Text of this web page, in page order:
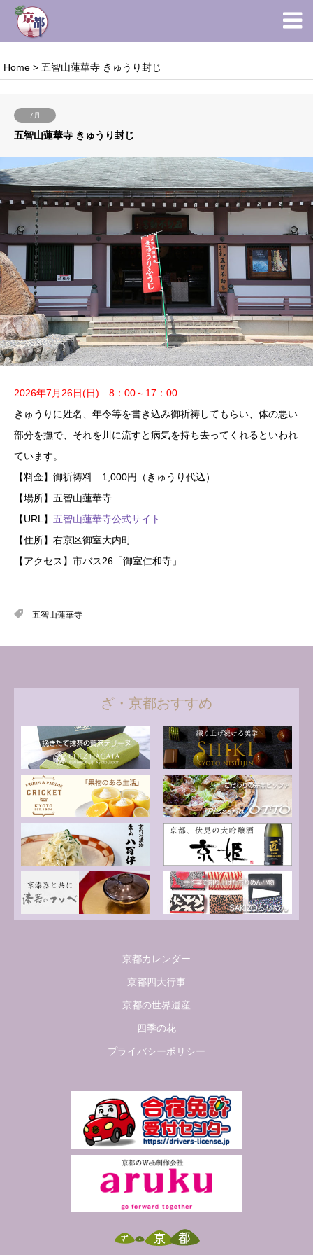
Home > 五智山蓮華寺 きゅうり封じ
7月
五智山蓮華寺 きゅうり封じ
2026年7月26日(日) 8：00～17：00
きゅうりに姓名、年令等を書き込み御祈祷してもらい、体の悪い
部分を撫で、それを川に流すと病気を持ち去ってくれるといわれ
ています。
【料金】御祈祷料 1,000円（きゅうり代込）
【場所】五智山蓮華寺
【URL】 五智山蓮華寺公式サイト
【住所】右京区御室大内町
【アクセス】市バス26「御室仁和寺」
五智山蓮華寺
ざ・京都おすすめ
京都カレンダー
京都四大行事
京都の世界遺産
四季の花
プライバシーポリシー